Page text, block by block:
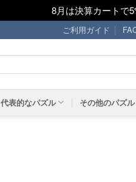
8月は決算カートで
ご利用ガイド
代表的なパズル その他のパズル